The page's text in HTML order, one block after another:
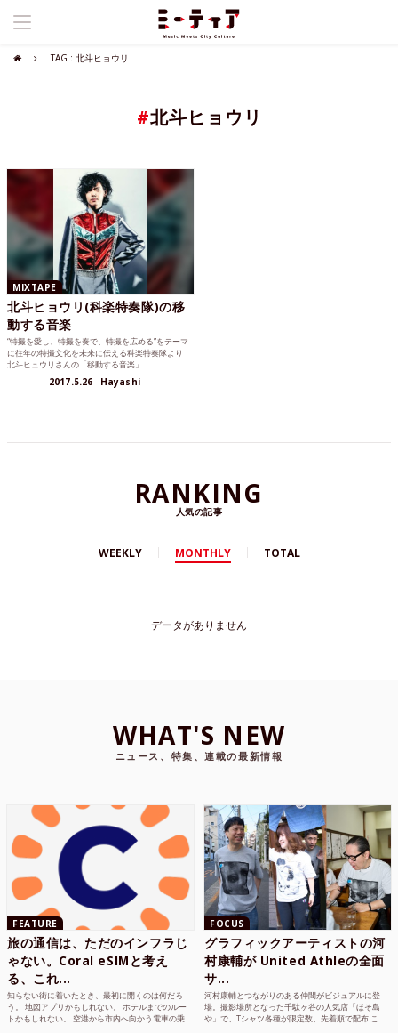
TAG : 北斗ヒョウリ
#北斗ヒョウリ
MIXTAPE
北斗ヒョウリ(科楽特奏隊)の移
動する音楽
“特撮を愛し、特撮を奏で、特撮を広める”をテーマ
に往年の特撮文化を未来に伝える科楽特奏隊より
北斗ヒュウリさんの「移動する音楽」
2017.5.26 Hayashi
RANKING
人気の記事
WEEKLY MONTHLY TOTAL
データがありません
WHAT'S NEW
ニュース、特集、連載の最新情報
FEATURE
旅の通信は、ただのインフラじ
ゃない。Coral eSIMと考え
る、これ...
知らない街に着いたとき、最初に開くのは何だろ
う。 地図アプリかもしれない。 ホテルまでのルー
トかもしれない。 空港から市内へ向かう電車の乗
FOCUS
グラフィックアーティストの河
村康輔が United Athleの全面
サ...
河村康輔とつながりのある仲間がビジュアルに登
場。撮影場所となった千駄ヶ谷の人気店「ほそ島
や」で、Tシャツ各種が限定数、先着順で配布 こ